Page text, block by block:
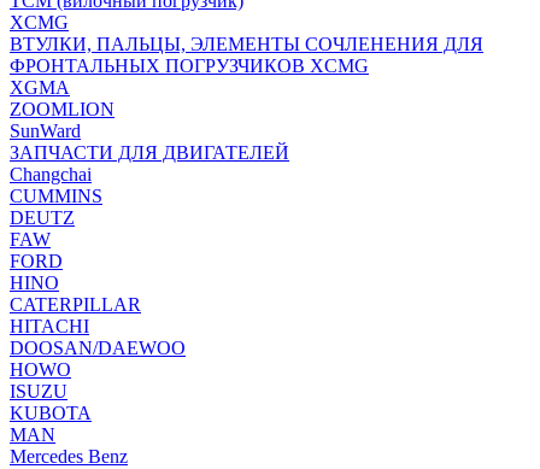
XCMG
ВТУЛКИ, ПАЛЬЦЫ, ЭЛЕМЕНТЫ СОЧЛЕНЕНИЯ ДЛЯ
ФРОНТАЛЬНЫХ ПОГРУЗЧИКОВ XCMG
XGMA
ZOOMLION
SunWard
ЗАПЧАСТИ ДЛЯ ДВИГАТЕЛЕЙ
Changchai
CUMMINS
DEUTZ
FAW
FORD
HINO
CATERPILLAR
HITACHI
DOOSAN/DAEWOO
HOWO
ISUZU
KUBOTA
MAN
Mercedes Benz